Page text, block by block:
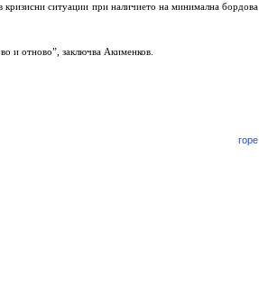
ситуации при наличието на минимална бордова
и отново”, заключва Акименков.
горе